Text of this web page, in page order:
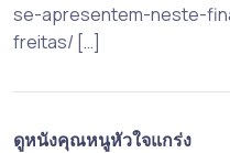
se-apresentem-neste-
freitas/ […]
ดูหนังคุณหนูหัวใจแกร่ง